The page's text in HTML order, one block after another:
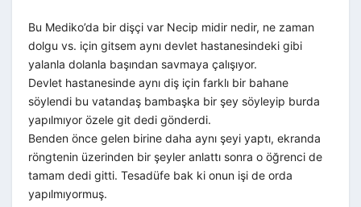
Bu Mediko’da bir dişçi var Necip midir nedir, ne zaman
dolgu vs. için gitsem aynı devlet hastanesindeki gibi
yalanla dolanla başından savmaya çalışıyor.
Devlet hastanesinde aynı diş için farklı bir bahane
söylendi bu vatandaş bambaşka bir şey söyleyip burda
yapılmıyor özele git dedi gönderdi.
Benden önce gelen birine daha aynı şeyi yaptı, ekranda
röngtenin üzerinden bir şeyler anlattı sonra o öğrenci de
tamam dedi gitti. Tesadüfe bak ki onun işi de orda
yapılmıyormuş.